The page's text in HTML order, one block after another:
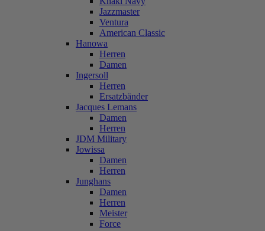
Jazzmaster
Ventura
American Classic
Hanowa
Herren
Damen
Ingersoll
Herren
Ersatzbänder
Jacques Lemans
Damen
Herren
JDM Military
Jowissa
Damen
Herren
Junghans
Damen
Herren
Meister
Force